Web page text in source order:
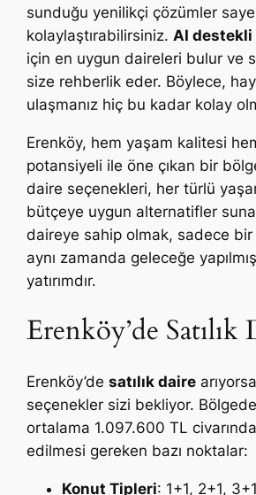
sunduğu yenilikçi çözümler
kolaylaştırabilirsiniz. AI
için en uygun daireleri bulur ve
size rehberlik eder. Böylece,
ulaşmanız hiç bu kadar kolay
Erenköy, hem yaşam kalitesi
potansiyeli ile öne çıkan bir
daire seçenekleri, her türlü
bütçeye uygun alternatifler
daireye sahip olmak, sadece
aynı zamanda geleceğe
yatırımdır.
Erenköy’de Satılık
Erenköy’desatılık daire
seçenekler sizi bekliyor.
ortalama 1.097.600 TL
edilmesi gereken bazı noktalar:
Konut Tipleri: 1+1, 2+1,